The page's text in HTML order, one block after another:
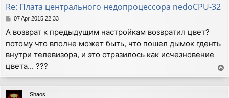
Re: Плата центрального недопроцессора nedoCPU-32
P
s
t
07 Apr 2015 22:33
А возврат к предыдущим настройкам возвратил цвет?
потому что вполне может быть, что пошел дымок гденть
внутри телевизора, и это отразилось как исчезновение
цвета... ???
o
p
Shaos